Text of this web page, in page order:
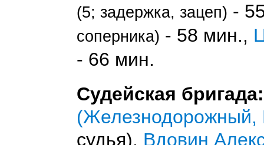
(5; задержка, зацеп) -
соперника) - 58 мин.,
- 66 мин.
Судейская бригада:
(Железнодорожный,
судья), Вдовин